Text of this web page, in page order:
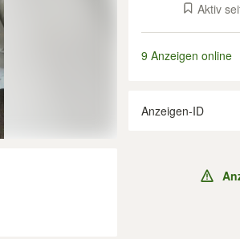
Aktiv
9 Anzeigen online
Anzeigen-ID